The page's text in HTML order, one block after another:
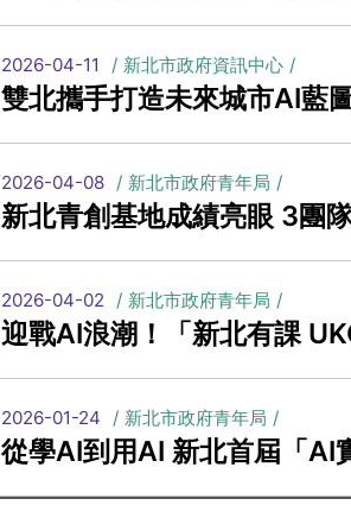
2026-04-11 新北市政府資訊中心
雙北攜手打造未來城市AI藍
2026-04-08 新北市政府青年局
新北青創基地成績亮眼 3團
2026-04-02 新北市政府青年局
迎戰AI浪潮！「新北有課
2026-01-24 新北市政府青年局
從學AI到用AI 新北首屆「AI